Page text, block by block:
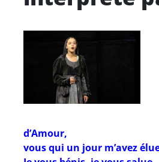
d’Amour,
vous qui un jour m’avez